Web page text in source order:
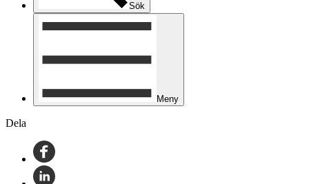
Sök
Meny
Dela